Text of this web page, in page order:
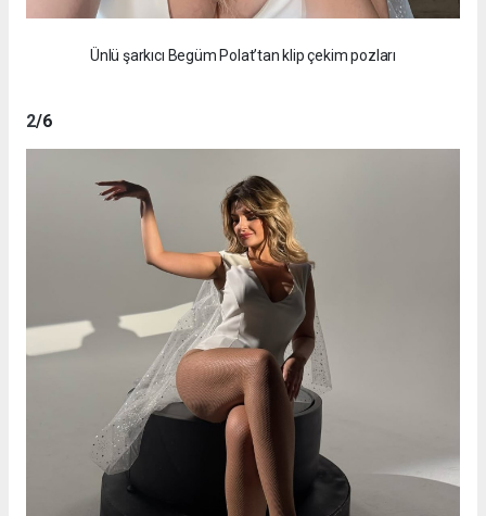
Ünlü şarkıcı Begüm Polat’tan klip çekim pozları
2/6